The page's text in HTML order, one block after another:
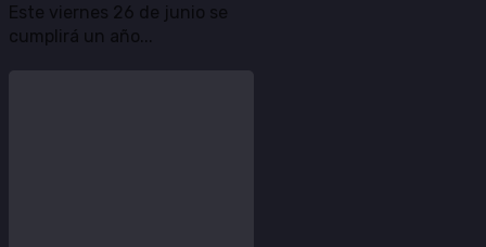
Este viernes 26 de junio se
cumplirá un año...